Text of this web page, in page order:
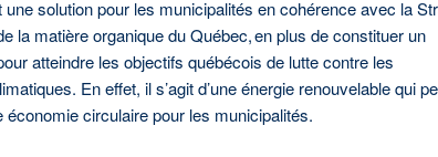
une solution pour les municipalités en cohérence avec la
la matière organique du Québec, en plus de constituer un
atteindre les objectifs québécois de lutte contre les
En effet, il s’agit d’une énergie renouvelable qui
économie circulaire pour les municipalités.